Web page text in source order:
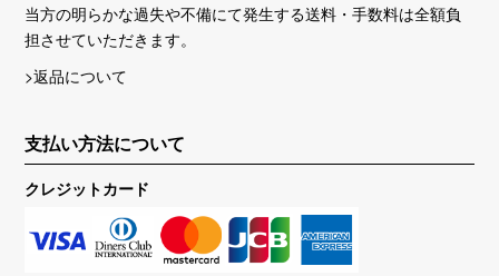
当方の明らかな過失や不備にて発生する送料・手数料は全額負
担させていただきます。
>返品について
支払い方法について
クレジットカード